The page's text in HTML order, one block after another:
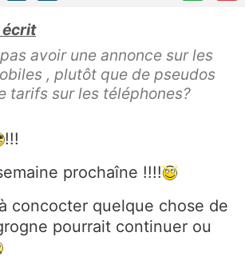
écrit
avoir une annonce sur les
, plutôt que de pseudos
tarifs sur les téléphones?
!!!
prochaîne !!!!
concocter quelque chose de
pourrait continuer ou